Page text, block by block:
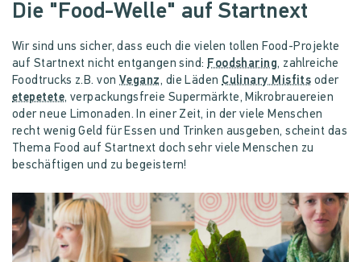
Die "Food-Welle" auf Startnext
Wir sind uns sicher, dass euch die vielen tollen Food-Projekte
auf Startnext nicht entgangen sind:Foodsharing, zahlreiche
Foodtrucks z.B. von Veganz, die LädenCulinary Misfits oder
etepetete, verpackungsfreie Supermärkte, Mikrobrauereien
oder neue Limonaden. In einer Zeit, in der viele Menschen
recht wenig Geld für Essen und Trinken ausgeben, scheint das
Thema Food auf Startnext doch sehr viele Menschen zu
beschäftigen und zu begeistern!